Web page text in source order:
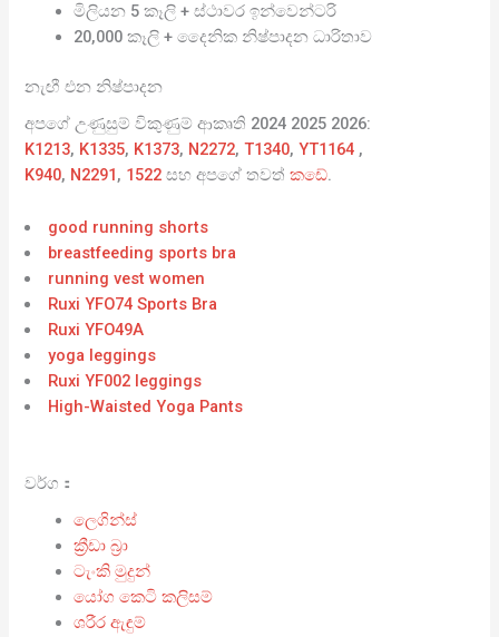
මිලියන 5 කෑලි + ස්ථාවර ඉන්වෙන්ටරි
20,000 කෑලි + දෛනික නිෂ්පාදන ධාරිතාව
නැඟී එන නිෂ්පාදන
අපගේ උණුසුම් විකුණුම් ආකෘති 2024 2025 2026:
K1213, K1335, K1373, N2272,T1340,YT1164 ,
K940, N2291 , 1522සහ අපගේ තවත්කඩේ.
good running shorts
breastfeeding sports bra
running vest women
Ruxi YFO74 Sports Bra
Ruxi YFO49A
yoga leggings
Ruxi YF002 leggings
High-Waisted Yoga Pants
වර්ග：
ලෙගින්ස්
ක්‍රීඩා බ්‍රා
ටැංකි මුදුන්
යෝග කෙටි කලිසම්
ශරීර ඇඳුම්